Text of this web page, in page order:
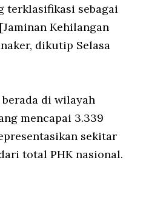
terklasifikasi sebagai
Kehilangan
dikutip Selasa
di wilayah
mencapai 3.339
sekitar
total PHK nasional.